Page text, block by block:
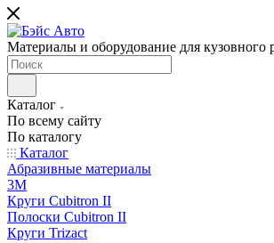
Материалы и оборудование для кузовного
Каталог
По всему сайту
По каталогу
Каталог
Абразивные материалы
3M
Круги Cubitron II
Полоски Cubitron II
Круги Trizact